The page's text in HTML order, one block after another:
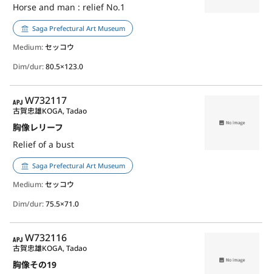
Horse and man : relief No.1
Saga Prefectural Art Museum
Medium:セッコウ
Dim/dur:80.5×123.0
APJ
W732117
胸像レリーフ
Relief of a bust
古賀忠雄KOGA, Tadao
Saga Prefectural Art Museum
Medium:セッコウ
Dim/dur:75.5×71.0
APJ
W732116
胸像その19
古賀忠雄KOGA, Tadao